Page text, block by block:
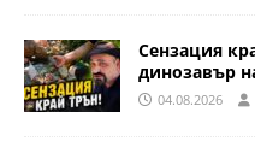
Сензация
динозавър
04.08.2026